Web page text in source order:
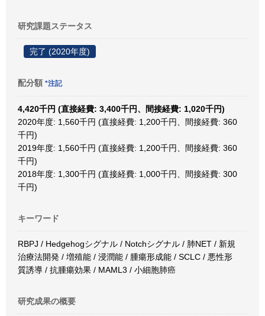
研究課題ステータス
完了 (2020年度)
配分額 *注記
4,420千円 (直接経費: 3,400千円、間接経費: 1,020千円)
2020年度: 1,560千円 (直接経費: 1,200千円、間接経費: 360
千円)
2019年度: 1,560千円 (直接経費: 1,200千円、間接経費: 360
千円)
2018年度: 1,300千円 (直接経費: 1,000千円、間接経費: 300
千円)
キーワード
RBPJ / Hedgehogシグナル / Notchシグナル / 肺NET / 新規
治療法開発 / 増殖能 / 浸潤能 / 腫瘍形成能 / SCLC / 悪性形
質誘導 / 抗腫瘍効果 / MAML3 / 小細胞肺癌
研究成果の概要